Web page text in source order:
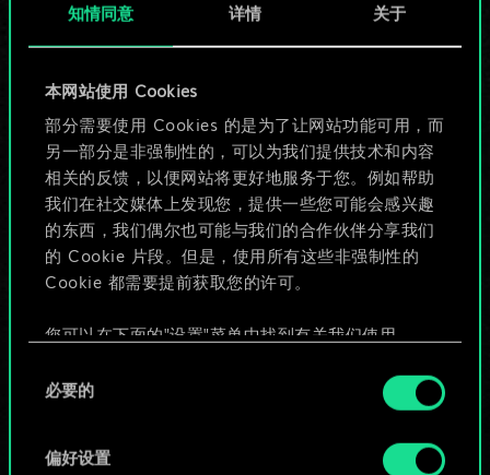
知情同意 详情 关于
本网站使用 Cookies
部分需要使用 Cookies 的是为了让网站功能可用，而
另一部分是非强制性的，可以为我们提供技术和内容
相关的反馈，以便网站将更好地服务于您。例如帮助
我们在社交媒体上发现您，提供一些您可能会感兴趣
的东西，我们偶尔也可能与我们的合作伙伴分享我们
的 Cookie 片段。但是，使用所有这些非强制性的
Cookie 都需要提前获取您的许可。
您可以在下面的"设置"菜单中找到有关我们使用
好。一旦您了解了其中的内容并准备好继续，请点
必要的
偏好设置
目前只是分享了一套
牌，但能做的不止这
些！
给牌组命名并撰写攻略